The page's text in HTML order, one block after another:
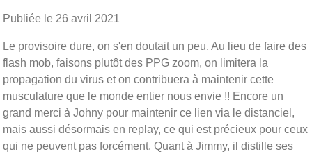
Publiée le 26 avril 2021
Le provisoire dure, on s'en doutait un peu. Au lieu de faire des
flash mob, faisons plutôt des PPG zoom, on limitera la
propagation du virus et on contribuera à maintenir cette
musculature que le monde entier nous envie !! Encore un
grand merci à Johny pour maintenir ce lien via le distanciel,
mais aussi désormais en replay, ce qui est précieux pour ceux
qui ne peuvent pas forcément. Quant à Jimmy, il distille ses